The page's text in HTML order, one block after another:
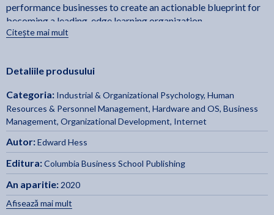
performance businesses to create an actionable blueprint for
becoming a leading-edge learning organization.
Learn or Dieexamines the process of learning from an
emotional, motivational, attitudinal, and behavioral
Learn or Diefocuses on the kinds of structures, culture,
leadership, employee learning behaviors, and human
resource policies that are necessary to create an
environment that enables critical and innovative thinking,
learning conversations, and collaboration. The volume
also provides strategies to mitigate the reality that
humans can be reflexive, lazy thinkers who seek
confirmation of what they believe to be true and
affirmation of their self-image. Exemplar learning
Citește mai mult
Detaliile produsului
Categoria: Industrial & Organizational Psychology, Human
Resources & Personnel Management, Hardware and OS, Business
Management, Organizational Development, Internet
Autor:Edward Hess
Editura:Columbia Business School Publishing
An aparitie: 2020
Afisează mai mult